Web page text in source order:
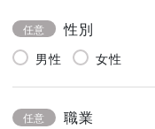
任意 性別
男性 女性
任意 職業